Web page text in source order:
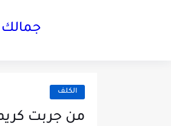
جمالك
الكلف
من جربت